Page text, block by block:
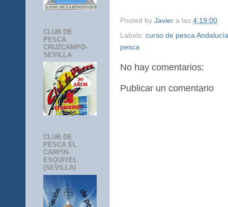
Posted by Javier a las 4:19:00
Labels: curso de pesca Andalucía
pesca
No hay comentarios:
Publicar un comentario
CLUB DE
PESCA
CRUZCAMPO-
SEVILLA
CLUB DE
PESCA EL
CARPÍN-
ESQUIVEL
(SEVILLA)